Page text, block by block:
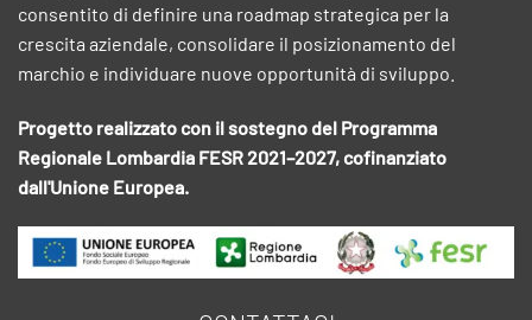
consentito di definire una roadmap strategica per la
crescita aziendale, consolidare il posizionamento del
marchio e individuare nuove opportunità di sviluppo.
Progetto realizzato con il sostegno del Programma
Regionale Lombardia FESR 2021–2027, cofinanziato
dall'Unione Europea.